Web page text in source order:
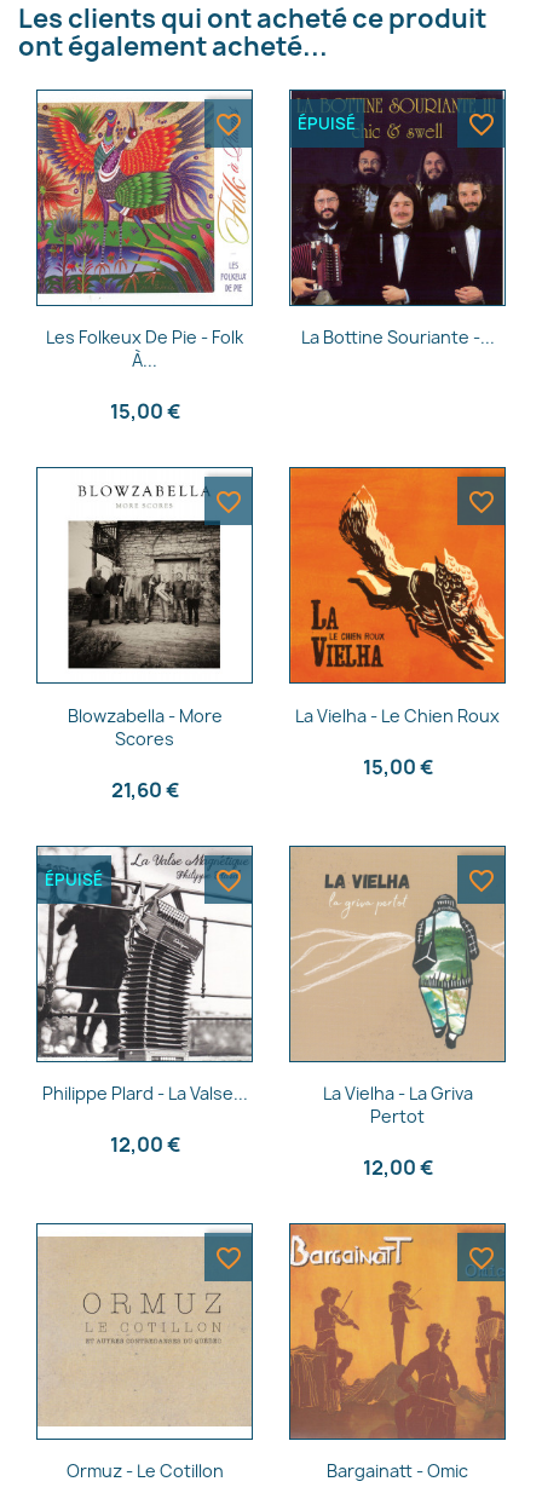
Les clients qui ont acheté ce produit
ont également acheté...
Aperçu rapide
Les Folkeux De Pie - Folk
À...
15,00 €
favorite_border
Aperçu rapide
La Bottine Souriante -...
ÉPUISÉ favorite_border
Aperçu rapide
Blowzabella - More
Scores
21,60 €
favorite_border
Aperçu rapide
La Vielha - Le Chien Roux
15,00 €
favorite_border
Aperçu rapide
Philippe Plard - La Valse...
12,00 €
ÉPUISÉ favorite_border
Aperçu rapide
La Vielha - La Griva
Pertot
12,00 €
favorite_border
Aperçu rapide
Ormuz - Le Cotillon
favorite_border
Aperçu rapide
Bargainatt - Omic
favorite_border
Créer une liste d'envies ×
Nom de la liste d'envies
Annuler Créer une liste d'envies